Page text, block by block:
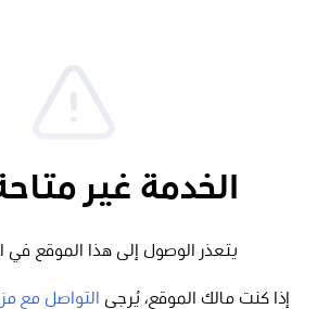
الخدمة غير
يتعذر الوصول إلى هذا الموقع في
إذا كنت مالك الموقع، يُرجى
التواصل مع